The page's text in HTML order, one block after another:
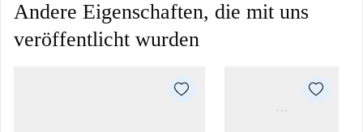
Andere Eigenschaften, die mit uns
veröffentlicht wurden